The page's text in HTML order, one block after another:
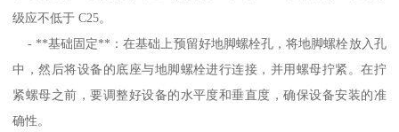
级应不低于 C25。
- **基础固定**：在基础上预留好地脚螺栓孔，将地脚螺栓放入孔
中，然后将设备的底座与地脚螺栓进行连接，并用螺母拧紧。在拧
紧螺母之前，要调整好设备的水平度和垂直度，确保设备安装的准
确性。